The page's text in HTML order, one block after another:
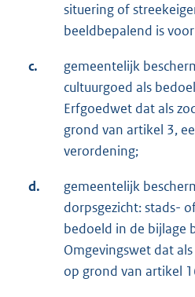
situering of
beeldbepalend is
c.
gemeentelijk
cultuurgoed als
Erfgoedwet dat als
grond van artikel 3,
verordening;
d.
gemeentelijk
dorpsgezicht: stads-
bedoeld in de bijlage
Omgevingswet dat
op grond van artikel